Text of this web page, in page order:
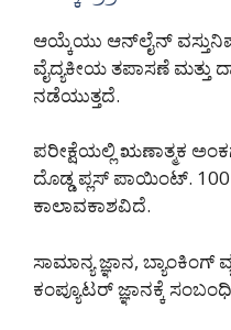
ಆಯ್ಕೆಯು ಆನ್‌ಲೈನ್
ವೈದ್ಯಕೀಯ ತಪಾಸಣೆ
ನಡೆಯುತ್ತದೆ.
ಪರೀಕ್ಷೆಯಲ್ಲಿ ಋಣಾತ್ಮಕ
ದೊಡ್ಡ ಪ್ಲಸ್ ಪಾಯಿಂಟ್.
ಕಾಲಾವಕಾಶವಿದೆ.
ಸಾಮಾನ್ಯ ಜ್ಞಾನ,
ಕಂಪ್ಯೂಟರ್ ಜ್ಞಾನಕ್ಕೆ